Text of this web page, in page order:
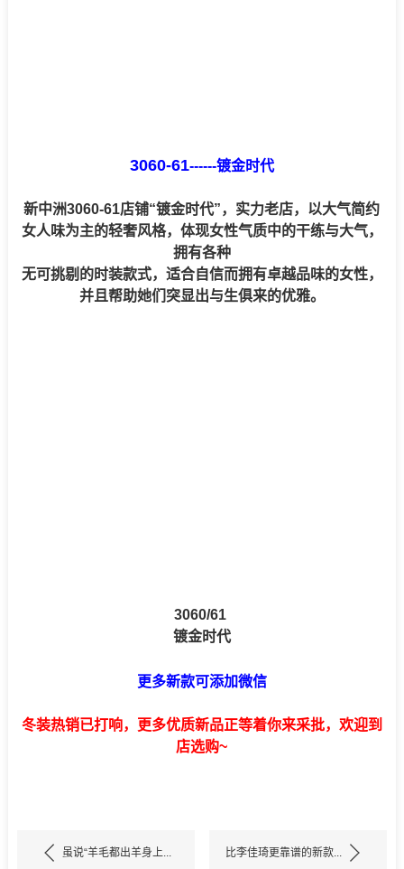
3060-61------镀金时代
新中洲3060-61店铺“镀金时代”，实力老店，以大气简约
女人味为主的轻奢风格，体现女性气质中的干练与大气，
拥有各种
无可挑剔的时装款式，适合自信而拥有卓越品味的女性，
并且帮助她们突显出与生俱来的优雅。
3060/61
镀金时代
更多新款可添加微信
冬装热销已打响，更多优质新品正等着你来采批，欢迎到
店选购~
虽说“羊毛都出羊身上... 比李佳琦更靠谱的新款...